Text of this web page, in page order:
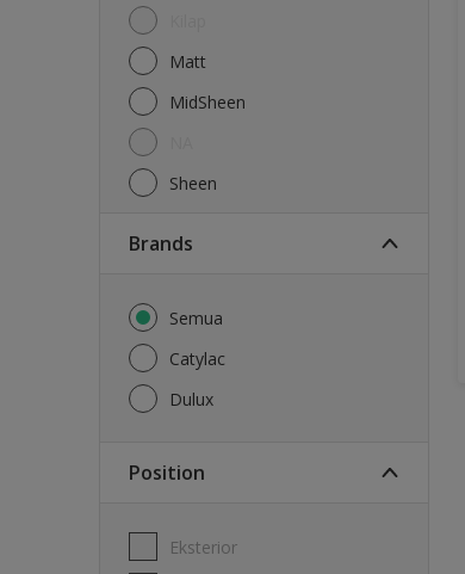
Matt
MidSheen
Sheen
brands
Semua
Catylac
Dulux
Position
Eksterior